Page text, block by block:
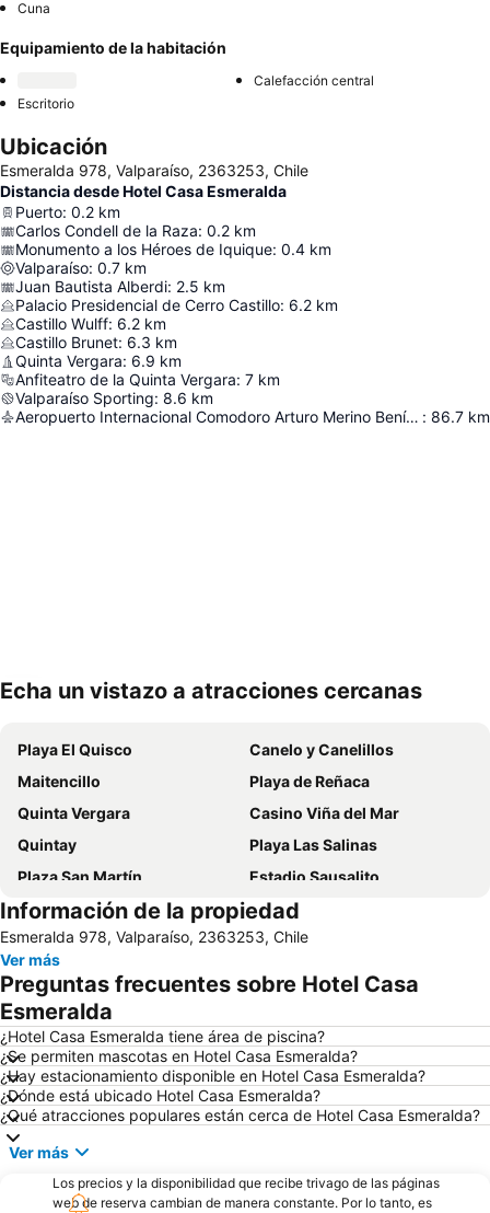
Cuna
Equipamiento de la habitación
Calefacción central
Escritorio
Ubicación
Esmeralda 978, Valparaíso, 2363253, Chile
Distancia desde Hotel Casa Esmeralda
Puerto: 0.2 km
Carlos Condell de la Raza: 0.2 km
Monumento a los Héroes de Iquique: 0.4 km
Valparaíso: 0.7 km
Juan Bautista Alberdi: 2.5 km
Palacio Presidencial de Cerro Castillo: 6.2 km
Castillo Wulff: 6.2 km
Castillo Brunet: 6.3 km
Quinta Vergara: 6.9 km
Anfiteatro de la Quinta Vergara: 7 km
Valparaíso Sporting: 8.6 km
Aeropuerto Internacional Comodoro Arturo Merino Benítez : 86.7 km
Echa un vistazo a atracciones cercanas
Playa El Quisco
Canelo y Canelillos
Maitencillo
Playa de Reñaca
Quinta Vergara
Casino Viña del Mar
Quintay
Playa Las Salinas
Plaza San Martín
Estadio Sausalito
Avenida Libertad
Mall Marina Arauco
Cerro Alegre
Valparaíso Sporting Club
Jardín Botánico
Festival Internacional de la Canción
Parque Reloj de Flores
Universidad Técnica Federico Santa María
Playa Acapulco
Teatro Municipal
Playa Cochoa
Miramar
Plaza José Francisco Vergara
Caleta Abarca
Playa el Sol
Puerto de Valparaiso
Muelle Vergara
Aeropuerto Viña del Mar
Información de la propiedad
Esmeralda 978, Valparaíso, 2363253, Chile
Ver más
Preguntas frecuentes sobre Hotel Casa
Esmeralda
¿Hotel Casa Esmeralda tiene área de piscina?
¿Se permiten mascotas en Hotel Casa Esmeralda?
¿Hay estacionamiento disponible en Hotel Casa Esmeralda?
¿Dónde está ubicado Hotel Casa Esmeralda?
¿Qué atracciones populares están cerca de Hotel Casa Esmeralda?
Ver más
Los precios y la disponibilidad que recibe trivago de las páginas
web de reserva cambian de manera constante. Por lo tanto, es